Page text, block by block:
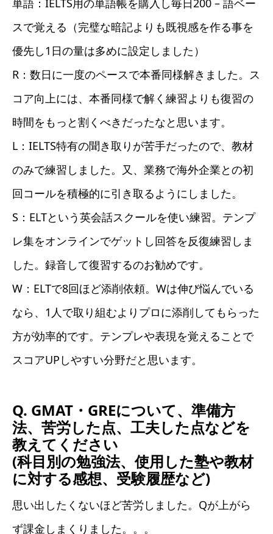
スで覚える（完璧な暗記よりも既視感を作る事を
優先し1日の量は多めに設定しました）
R：数日に一度のペースで本番同様解きました。ス
コア向上には、本番同様で解く練習よりも復習の
時間をもっと割くべきだったなと思います。
L：IELTS特有の聞き取りが苦手だったので、教材
のみで練習しました。又、業務で海外企業との初
回コールを積極的に引き取るようにしました。
S：ELTという英会話スクールを使い練習。テンプ
レ集をオンラインでゲットし回答を反復練習しま
した。録音して復習するのお勧めです。
W：ELTで8回ほど添削依頼。Wは伸び悩んでいる
なら、1人で取り組むよりプロに添削してもらった
方が効率的です。テンプレや表現を覚えることで
スコアUPしやすい分野だと思います。
Q. GMAT・GREについて、準備方
法、苦労した点、工夫した点などを
教えてください
(科目別の勉強法、使用した塾や教材
に対する感想、受験履歴など)
思い出したくないほど苦労しました。Qが上がら
ず課金しまくりました。。。